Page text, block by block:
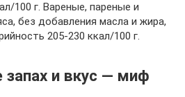
100 г. Вареные, пареные и
без добавления масла и жира,
205-230 ккал/100 г.
запах и вкус — миф